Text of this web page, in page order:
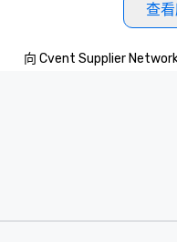
查
向 Cvent Supplier